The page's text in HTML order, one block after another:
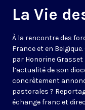
La Vie
À la rencontre des
France et en
par Honorine
l’actualité de son
concrètement
pastorales ?
échange franc et